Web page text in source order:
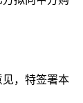
，特签署本